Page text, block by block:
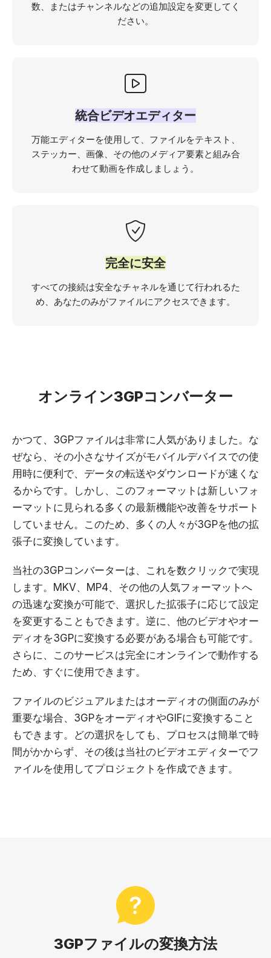
数、またはチャンネルなどの追加設定を変更してく
ださい。
統合ビデオエディター
万能エディターを使用して、ファイルをテキスト、
ステッカー、画像、その他のメディア要素と組み合
わせて動画を作成しましょう。
完全に安全
すべての接続は安全なチャネルを通じて行われるた
め、あなたのみがファイルにアクセスできます。
オンライン3GPコンバーター
かつて、3GPファイルは非常に人気がありました。な
ぜなら、その小さなサイズがモバイルデバイスでの使
用時に便利で、データの転送やダウンロードが速くな
るからです。しかし、このフォーマットは新しいフォ
ーマットに見られる多くの最新機能や改善をサポート
していません。このため、多くの人々が3GPを他の拡
張子に変換しています。
当社の3GPコンバーターは、これを数クリックで実現
します。MKV、MP4、その他の人気フォーマットへ
の迅速な変換が可能で、選択した拡張子に応じて設定
を変更することもできます。逆に、他のビデオやオー
ディオを3GPに変換する必要がある場合も可能です。
さらに、このサービスは完全にオンラインで動作する
ため、すぐに使用できます。
ファイルのビジュアルまたはオーディオの側面のみが
重要な場合、3GPをオーディオやGIFに変換すること
もできます。どの選択をしても、プロセスは簡単で時
間がかからず、その後は当社のビデオエディターでフ
ァイルを使用してプロジェクトを作成できます。
3GPファイルの変換方法